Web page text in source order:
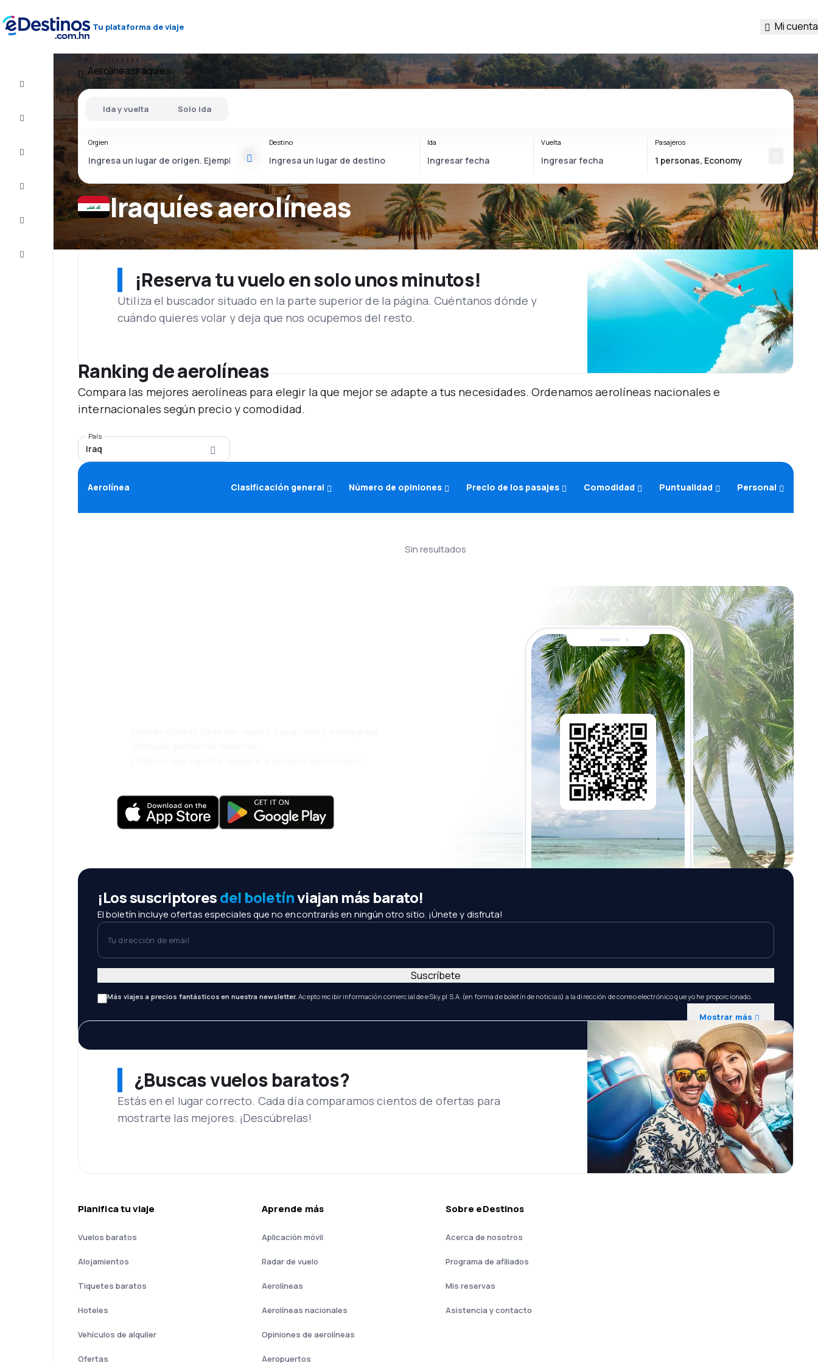
Tu plataforma de viaje Mi cuenta
Alojamientos
Ofertas
Completa
el viaje
Inspiración
Atención
AerolíneasIraquíes
Iraquíes aerolíneas
Ida y vuelta Solo ida
Orgien Destino Ida Vuelta Pasajeros
¡Reserva tu vuelo en solo unos minutos!
Utiliza el buscador situado en la parte superior de la página. Cuéntanos dónde y
cuándo quieres volar y deja que nos ocupemos del resto.
Ranking de aerolíneas
Compara las mejores aerolíneas para elegir la que mejor se adapte a tus necesidades. Ordenamos aerolíneas nacionales e
internacionales según precio y comodidad.
País
Iraq
Aerolínea Clasificación general Número de opiniones Precio de los pasajes Comodidad Puntualidad Personal
Sin resultados
¡Los suscriptoresdel boletínviajan más barato!
El boletín incluye ofertas especiales que no encontrarás en ningún otro sitio. ¡Únete y disfruta!
Tu dirección de email
Más viajes a precios fantásticos en nuestra newsletter. Acepto recibir información comercial de eSky.pl S.A. (en forma de boletín de noticias) a la dirección de correo electrónico que yo he proporcionado.
Mostrar más
Suscríbete
¿Buscas vuelos baratos?
Estás en el lugar correcto. Cada día comparamos cientos de ofertas para
mostrarte las mejores. ¡Descúbrelas!
Planifica tu viaje
Vuelos baratos
Alojamientos
Tiquetes baratos
Hoteles
Vehículos de alquiler
Ofertas
Aprende más
Aplicación móvil
Radar de vuelo
Aerolíneas
Aerolíneas nacionales
Opiniones de aerolíneas
Aeropuertos
Sobre eDestinos
Acerca de nosotros
Programa de afiliados
Mis reservas
Asistencia y contacto